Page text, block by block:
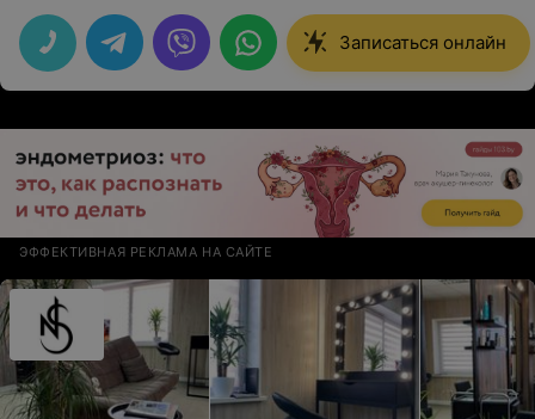
по уходу
Записаться онлайн
ЭФФЕКТИВНАЯ РЕКЛАМА НА САЙТЕ